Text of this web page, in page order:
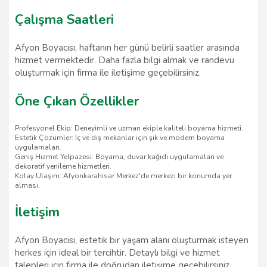
Çalışma Saatleri
Afyon Boyacısı, haftanın her günü belirli saatler arasında
hizmet vermektedir. Daha fazla bilgi almak ve randevu
oluşturmak için firma ile iletişime geçebilirsiniz.
Öne Çıkan Özellikler
Profesyonel Ekip: Deneyimli ve uzman ekiple kaliteli boyama hizmeti.
Estetik Çözümler: İç ve dış mekanlar için şık ve modern boyama
uygulamaları.
Geniş Hizmet Yelpazesi: Boyama, duvar kağıdı uygulamaları ve
dekoratif yenileme hizmetleri.
Kolay Ulaşım: Afyonkarahisar Merkez'de merkezi bir konumda yer
alması.
İletişim
Afyon Boyacısı, estetik bir yaşam alanı oluşturmak isteyen
herkes için ideal bir tercihtir. Detaylı bilgi ve hizmet